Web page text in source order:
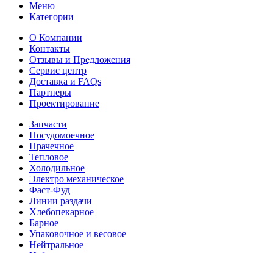
Меню
Категории
О Компании
Контакты
Отзывы и Предложения
Сервис центр
Доставка и FAQs
Партнеры
Проектирование
Запчасти
Посудомоечное
Прачечное
Тепловое
Холодильное
Электро механическое
Фаст-Фуд
Линии раздачи
Хлебопекарное
Барное
Упаковочное и весовое
Нейтральное